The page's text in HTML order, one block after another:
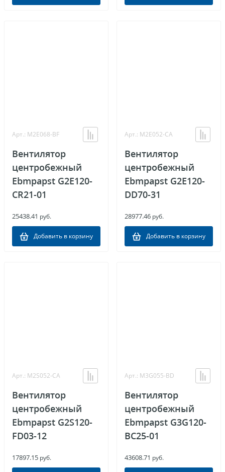
Арт.: M2E068-BF
Вентилятор
центробежный
Ebmpapst G2E120-
CR21-01
25438.41 руб.
Добавить в корзину
Арт.: M2E052-CA
Вентилятор
центробежный
Ebmpapst G2E120-
DD70-31
28977.46 руб.
Добавить в корзину
Арт.: M2S052-CA
Вентилятор
центробежный
Ebmpapst G2S120-
FD03-12
17897.15 руб.
Арт.: M3G055-BD
Вентилятор
центробежный
Ebmpapst G3G120-
BC25-01
43608.71 руб.